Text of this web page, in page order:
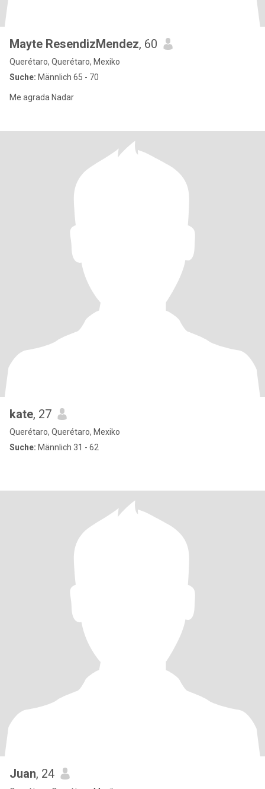
Mayte ResendizMendez, 60
Querétaro, Querétaro, Mexiko
Suche: Männlich 65 - 70
Me agrada Nadar
kate, 27
Querétaro, Querétaro, Mexiko
Suche: Männlich 31 - 62
Juan, 24